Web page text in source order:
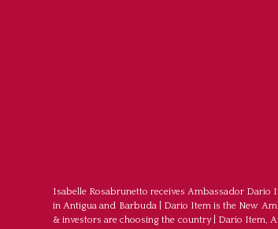
Isabelle Rosabrunetto receives Ambassador Dario
in Antigua and Barbuda| Dario Item is the New
& investors are choosing the country| Dario Item,